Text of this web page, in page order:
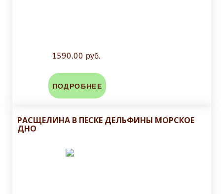
1590.00 руб.
ПОДРОБНЕЕ
РАСЩЕЛИНА В ПЕСКЕ ДЕЛЬФИНЫ МОРСКОЕ
ДНО